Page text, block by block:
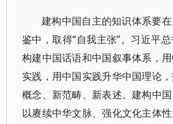
建构中国自主的知识体系要
鉴中，取得“自我主张”。习近平
构建中国话语和中国叙事体系，
实践，用中国实践升华中国理论
概念、新范畴、新表述。建构中
以赓续中华文脉、强化文化主体